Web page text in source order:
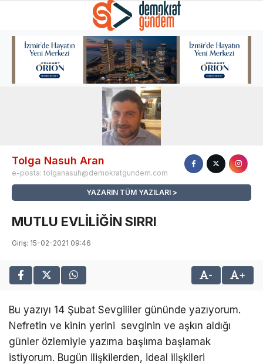
Tolga Nasuh Aran
e-posta: tolganasuh@demokratgundem.com
YAZARIN TÜM YAZILARI
MUTLU EVLİLİĞİN SIRRI
Giriş: 15-02-2021 09:46
- +
Bu yazıyı 14 Şubat Sevgililer gününde yazıyorum.
Nefretin ve kinin yerini sevginin ve aşkın aldığı
günler özlemiyle yazıma başlıma başlamak
istiyorum. Bugün ilişkilerden, ideal ilişkileri